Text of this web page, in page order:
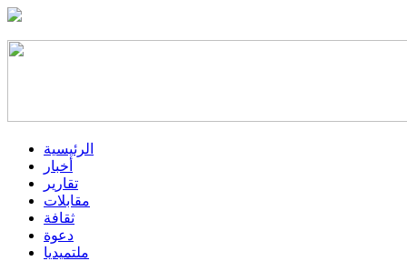
الرئيسية
أخبار
تقارير
مقابلات
ثقافة
دعوة
ملتميديا